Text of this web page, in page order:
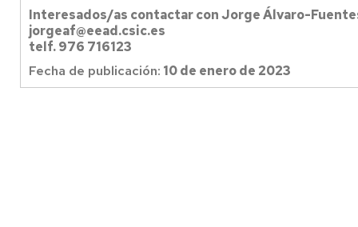
Interesados/as contactar con Jorge Álvaro-
jorgeaf@eead.csic.es
telf. 976 716123
Fecha de publicación: 10 de enero de 2023